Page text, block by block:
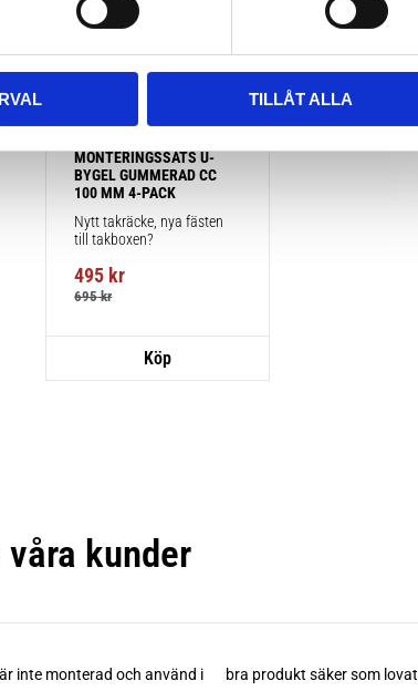
TILLÅT ALLA
MONTERINGSSATS U-
BYGEL GUMMERAD CC
100 MM 4-PACK
Nytt takräcke, nya fästen
till takboxen?
495 kr
695kr